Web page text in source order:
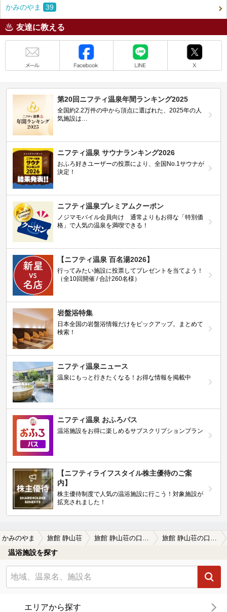
かみのやま 39
友達に教える
第20回ニフティ温泉年間ランキング2025
全国約2.2万件の中から頂点に選ばれた、2025年の人
気施設は…
ニフティ温泉 サウナランキング2026
おふろ好きユーザーの投票により、全国No.1サウナが
決定！
ニフティ温泉プレミアムクーポン
ノジマモバイル会員向け 通常よりもお得な「特別価
格」で人気の温泉を満喫できる！
【ニフティ温泉 百名湯2026】
行ってみたい施設に投票してプレゼントを当てよう！
（全10回開催 / 合計260名様）
岩盤浴特集
日本全国の岩盤浴情報だけをピックアップ。まとめて
検索！
ニフティ温泉ニュース
温泉にもっと行きたくなる！お得な情報を掲載中
ニフティ温泉 おふろパス
温浴施設をお得に楽しめるサブスクリプションプラン
【ニフティライフスタイル株主優待のご案
内】
株主優待制度で人気の温浴施設に行こう！対象施設が
拡充されました！
かみのやま 旅館 静山荘
温浴施設を探す
エリアから探す